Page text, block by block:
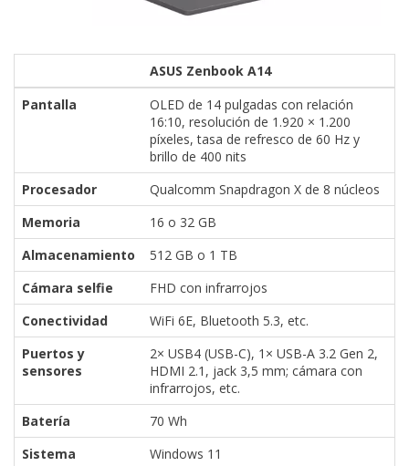
ASUS Zenbook A14
Pantalla
OLED de 14 pulgadas con relación
16:10, resolución de 1.920 × 1.200
píxeles, tasa de refresco de 60 Hz y
brillo de 400 nits
Procesador
Qualcomm Snapdragon X de 8 núcleos
Memoria
16 o 32 GB
Almacenamiento
512 GB o 1 TB
Cámara selfie
FHD con infrarrojos
Conectividad
WiFi 6E, Bluetooth 5.3, etc.
Puertos y
sensores
2× USB4 (USB-C), 1× USB-A 3.2 Gen 2,
HDMI 2.1, jack 3,5 mm; cámara con
infrarrojos, etc.
Batería
70 Wh
Sistema
Windows 11